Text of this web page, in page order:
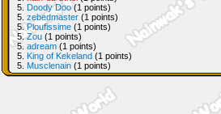
5. Doody Doo(1 points)
5. zebedmaster (1 points)
5.Ploufissime (1 points)
5.Zou (1 points)
5. adream (1 points)
5. King of Kekeland (1 points)
5. Musclenain (1 points)